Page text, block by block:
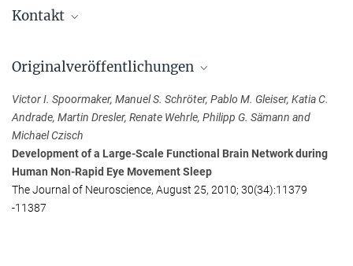
Kontakt
Presse und Öffentlichkeitsarbeit
+49 89 30622-263
presse@...
Originalveröffentlichungen
Victor I. Spoormaker, Manuel S. Schröter, Pablo M. Gleiser, Katia C.
Andrade, Martin Dresler, Renate Wehrle, Philipp G. Sämann and
Michael Czisch
Development of a Large-Scale Functional Brain Network during
Human Non-Rapid Eye Movement Sleep
The Journal of Neuroscience, August 25, 2010; 30(34):11379
-11387